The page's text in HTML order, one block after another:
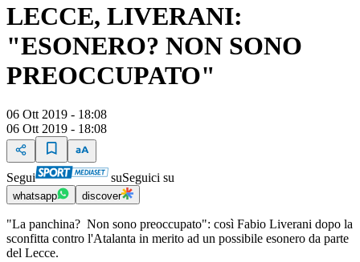
LECCE, LIVERANI:
"ESONERO? NON SONO
PREOCCUPATO"
06 Ott 2019 - 18:08
06 Ott 2019 - 18:08
Segui suSeguici su
whatsapp discover
"La panchina? Non sono preoccupato": così Fabio Liverani dopo la
sconfitta contro l'Atalanta in merito ad un possibile esonero da parte
del Lecce.